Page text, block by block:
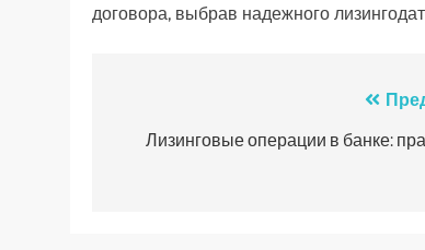
договора, выбрав надежного
Лизинговые операции в банке: